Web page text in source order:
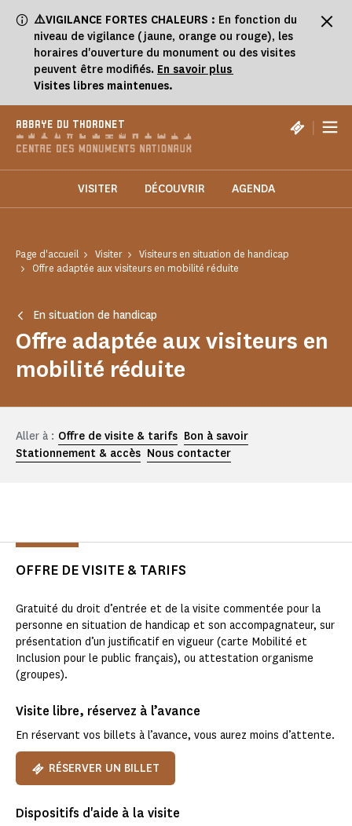
⚠️VIGILANCE FORTES CHALEURS : En fonction du
niveau de vigilance (jaune, orange ou rouge), les
horaires d'ouverture du monument ou des visites
peuvent être modifiés. En savoir plus
Visites libres maintenues.
ABBAYE DU THORONET |
VISITER DÉCOUVRIR AGENDA
Page d'accueil Visiter
Visiteurs en situation de handicap
Offre adaptée aux visiteurs en mobilité réduite
En situation de handicap
Offre adaptée aux visiteurs en
mobilité réduite
Aller à : Offre de visite & tarifs Bon à savoir
Stationnement & accès Nous contacter
OFFRE DE VISITE & TARIFS
Gratuité du droit d’entrée et de la visite commentée pour la
personne en situation de handicap et son accompagnateur, sur
présentation d’un justificatif en vigueur (carte Mobilité et
Inclusion pour le public français), ou attestation organisme
(groupes).
Visite libre, réservez à l’avance
En réservant vos billets à l’avance, vous aurez moins d’attente.
RÉSERVER UN BILLET
Dispositifs d'aide à la visite